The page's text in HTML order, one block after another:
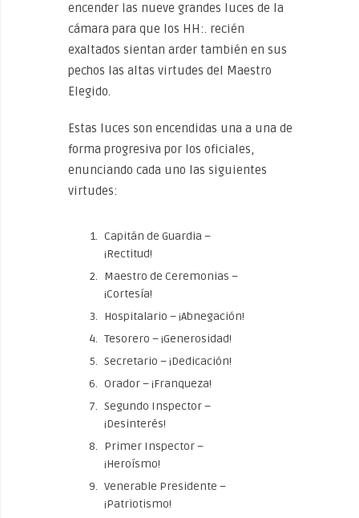
encender las nueve grandes luces de la
cámara para que los HH:. recién
exaltados sientan arder también en sus
pechos las altas virtudes del Maestro
Elegido.
Estas luces son encendidas una a una de
forma progresiva por los oficiales,
enunciando cada uno las siguientes
virtudes:
Capitán de Guardia –
¡Rectitud!
Maestro de Ceremonias –
¡Cortesía!
Hospitalario – ¡Abnegación!
Tesorero – ¡Generosidad!
Secretario – ¡Dedicación!
Orador – ¡Franqueza!
Segundo Inspector –
¡Desinterés!
Primer Inspector –
¡Heroísmo!
Venerable Presidente –
¡Patriotismo!